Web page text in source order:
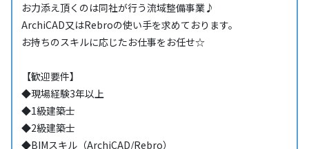
お力添え頂くのは同社が行う流域整備事業♪
ArchiCAD又はRebroの使い手を求めております。
お持ちのスキルに応じたお仕事をお任せ☆
【歓迎要件】
◆現場経験3年以上
◆1級建築士
◆2級建築士
◆BIMスキル（ArchiCAD/Rebro）